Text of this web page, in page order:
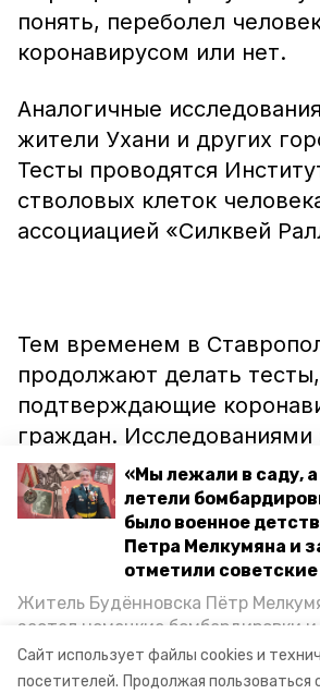
Сайт использует файлы cookies и
посетителей. Продолжая пользоваться
«Мы лежали в саду,
летели
было военное
Петра Мелкумяна и
отметили
Житель Будённовска Пётр
застал немецкие бомбардировки
под открытым небом, когда
дом. Чем запомнились эти дни, как
понять, переболел
коронавирусом или нет.
Аналогичные
жители Ухани и других
Тесты проводятся
стволовых клеток
ассоциацией «Силквей
Тем временем в
продолжают делать тесты,
подтверждающие
граждан. Исследованиями
специалисты нескольких
Одна из нихрасположенав
Будённовске. Анализы в
порядке сдают пациенты с
внебольничной
старше 65 лет с
контактировавший с
медперсонал, призывники.